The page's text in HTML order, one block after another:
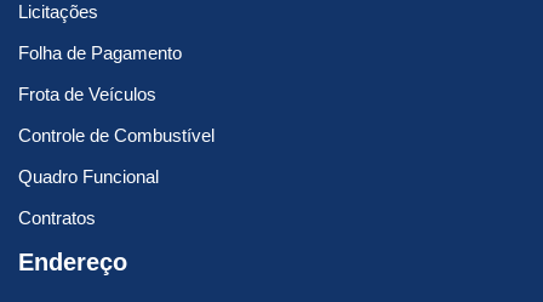
Licitações
Folha de Pagamento
Frota de Veículos
Controle de Combustível
Quadro Funcional
Contratos
Endereço